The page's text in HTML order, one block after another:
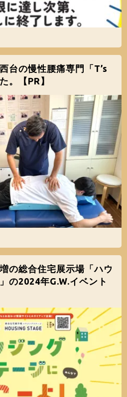
台の慢性腰痛専門「T’s
。【PR】
の総合住宅展示場「ハウ
の2024年G.W.イベント